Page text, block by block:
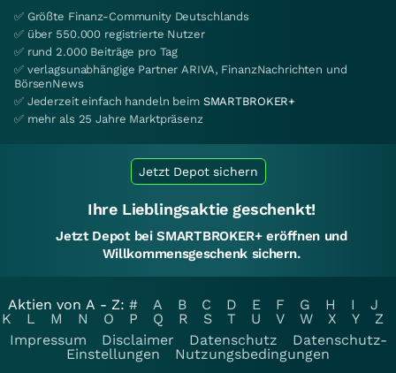
✅ Größte Finanz-Community Deutschlands
✅ über 550.000 registrierte Nutzer
✅ rund 2.000 Beiträge pro Tag
✅ verlagsunabhängige Partner ARIVA, FinanzNachrichten und
BörsenNews
✅ Jederzeit einfach handeln beim SMARTBROKER+
✅ mehr als 25 Jahre Marktpräsenz
Jetzt Depot sichern
Ihre Lieblingsaktie geschenkt!
Jetzt Depot bei SMARTBROKER+ eröffnen und
Willkommensgeschenk sichern.
Aktien von A - Z: # A B C D E F G H I
J
K
L M N O P Q R S T U V W X Y
Z
Impressum
Disclaimer Datenschutz
Datenschutz-
Einstellungen
Nutzungsbedingungen